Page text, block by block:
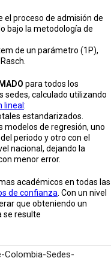
el proceso de admisión de
bajo la metodología de
de un parámetro (1P),
para todos los
sedes, calculado utilizando
lineal :
estandarizados.
modelos de regresión, uno
periodo y otro con el
nacional, dejando la
menor error.
académicos en todas las
de confianza . Con un nivel
que obteniendo un
se resulte